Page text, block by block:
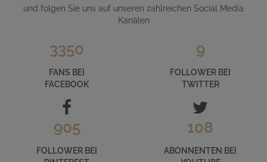
und folgen Sie uns auf unseren zahlreichen Social Media
Kanälen
3350
FANS BEI
FACEBOOK
9
FOLLOWER BEI
TWITTER
905
FOLLOWER BEI
108
ABONNENTEN BEI